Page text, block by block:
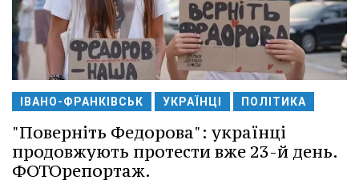
ІВАНО-ФРАНКІВСЬК УКРАЇНЦІ ПОЛІТИКА
"Поверніть Федорова": українці
продовжують протести вже 23-й день.
ФОТОрепортаж.